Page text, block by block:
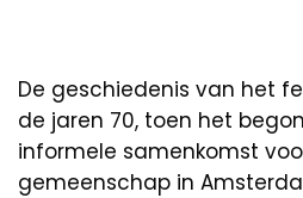
De geschiedenis van het
de jaren 70, toen het
informele samenkomst
gemeenschap in